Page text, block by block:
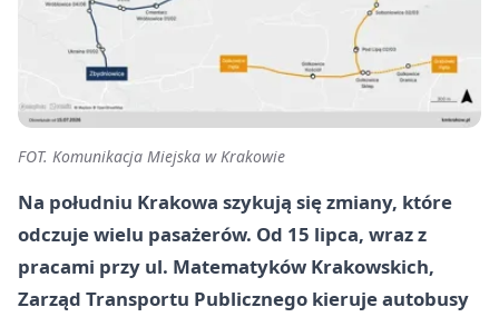
FOT. Komunikacja Miejska w Krakowie
Na południu Krakowa szykują się zmiany, które
odczuje wielu pasażerów. Od 15 lipca, wraz z
pracami przy ul. Matematyków Krakowskich,
Zarząd Transportu Publicznego kieruje autobusy